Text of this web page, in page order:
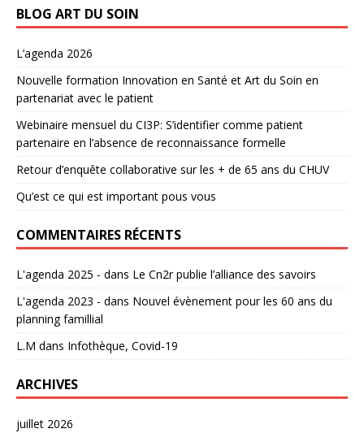
BLOG ART DU SOIN
L’agenda 2026
Nouvelle formation Innovation en Santé et Art du Soin en
partenariat avec le patient
Webinaire mensuel du CI3P: S’identifier comme patient
partenaire en l’absence de reconnaissance formelle
Retour d’enquête collaborative sur les + de 65 ans du CHUV
Qu’est ce qui est important pous vous
COMMENTAIRES RÉCENTS
L'agenda 2025 - dans Le Cn2r publie l’alliance des savoirs
L'agenda 2023 - dans Nouvel évènement pour les 60 ans du
planning famillial
L.M dans Infothèque, Covid-19
ARCHIVES
juillet 2026